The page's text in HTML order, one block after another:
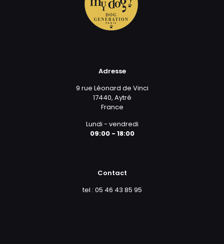
Adresse
9 rue Léonard de Vinci
17440, Aytré
France
Lundi - vendredi
09:00 - 18:00
Contact
tel : 05 46 43 85 95